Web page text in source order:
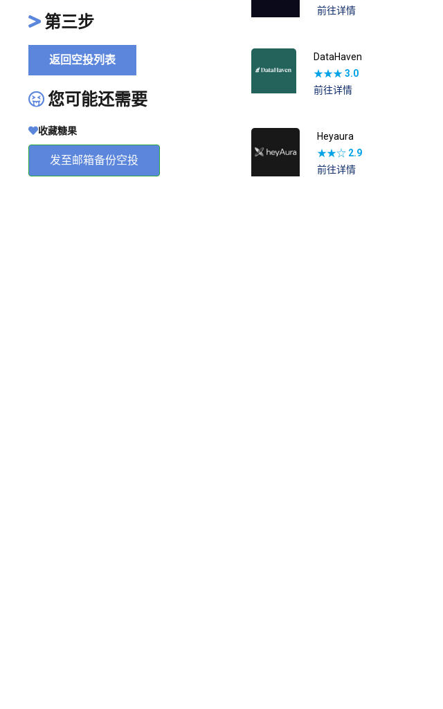
第三步
返回空投列表
您可能还需要
收藏糖果
发至邮箱备份空投
前往详情
DataHaven
★★★3.0
前往详情
Heyaura
★★☆ 2.9
前往详情